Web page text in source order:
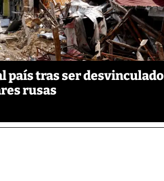
país tras ser desvinculado
rusas